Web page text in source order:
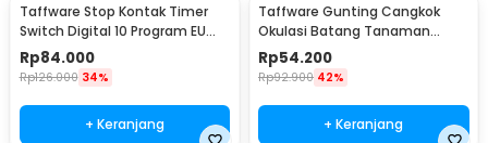
Taffware Stop Kontak Timer
Switch Digital 10 Program EU
Plug 16A 230V - KWE-TM02-EU
Rp84.000
Rp126.000 34%
+ Keranjang
Taffware Gunting Cangkok
Okulasi Batang Tanaman
Grafting Pruning Tool - 210
Rp54.200
Rp92.900 42%
+ Keranjang